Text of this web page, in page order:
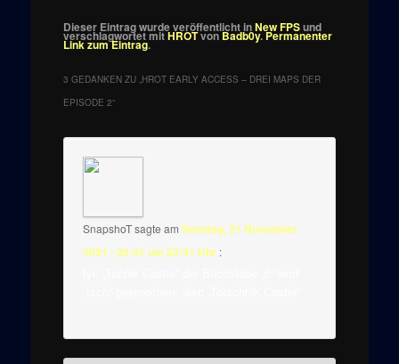
Dieser Eintrag wurde veröffentlicht inNew FPSund
verschlagwortet mitHROTvonBadb0y.Permanenter
Link zum Eintrag.
3 GEDANKEN ZU „HROT EARLY ACCESS – DREI MAPS DER
EPISODE 2“
SnapshoTsagte am Sonntag, 21 November
2021 - 22:41 um 22:41 Uhr :